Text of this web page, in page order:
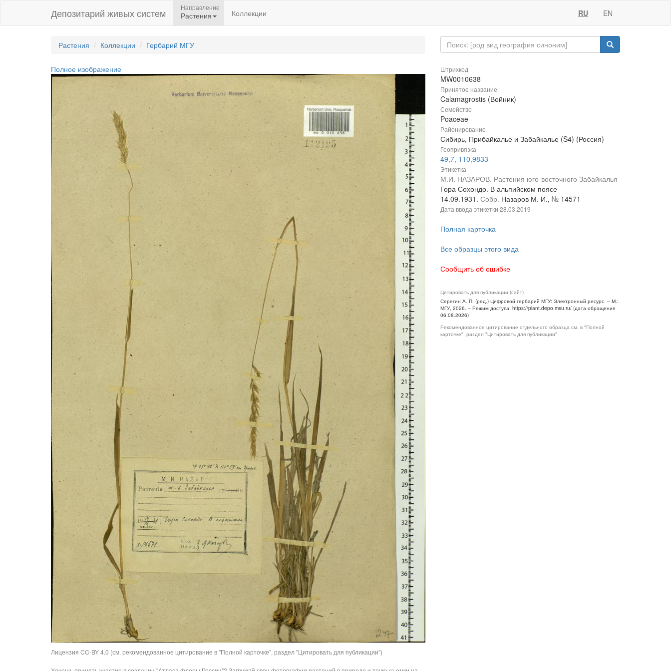
Депозитарий живых систем Направление
Растения Коллекции RU EN
Растения Коллекции Гербарий МГУ
Полное изображение
Лицензия CC-BY 4.0 (см. рекомендованное цитирование в "Полной карточке", раздел "Цитировать для публикации")
Штрихкод
MW0010638
Принятое название
Calamagrostis (Вейник)
Семейство
Poaceae
Районирование
Сибирь, Прибайкалье и Забайкалье (S4) (Россия)
Геопривязка
49,7, 110,9833
Этикетка
М.И. НАЗАРОВ. Растения юго-восточного Забайкалья
Гора Сохондо. В альпийском поясе
14.09.1931. Собр. Назаров М. И., № 14571
Дата ввода этикетки 28.03.2019
Полная карточка
Все образцы этого вида
Сообщить об ошибке
Цитировать для публикации (сайт)
Серегин А. П. (ред.) Цифровой гербарий МГУ: Электронный ресурс. – М.:
МГУ, 2026. – Режим доступа: https://plant.depo.msu.ru/ (дата обращения
06.08.2026)
Рекомендованное цитирование отдельного образца см. в "Полной
карточке", раздел "Цитировать для публикации"